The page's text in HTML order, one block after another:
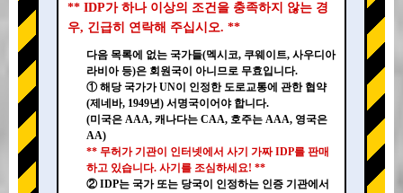
** IDP가 하나 이상의 조건을 충족하지 않는 경
우, 긴급히 연락해 주십시오. **
다음 목록에 없는 국가들(멕시코, 쿠웨이트, 사우디아
라비아 등)은 회원국이 아니므로 무효입니다.
① 해당 국가가 UN이 인정한 도로교통에 관한 협약
(제네바, 1949년) 서명국이어야 합니다.
(미국은 AAA, 캐나다는 CAA, 호주는 AAA, 영국은
AA)
** 무허가 기관이 인터넷에서 사기 가짜 IDP를 판매
하고 있습니다. 사기를 조심하세요! **
② IDP는 국가 또는 당국이 인정하는 인증 기관에서